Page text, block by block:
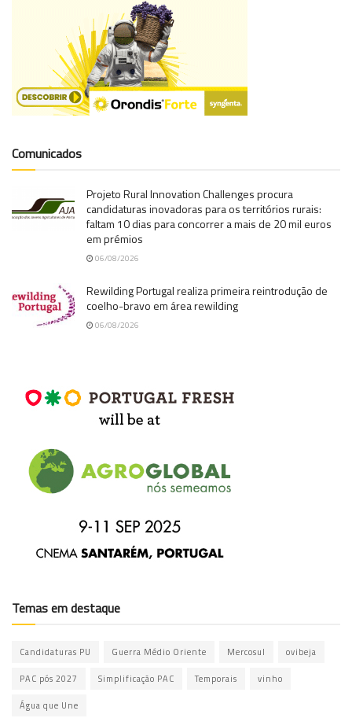
Comunicados
Projeto Rural Innovation Challenges procura
candidaturas inovadoras para os territórios rurais:
faltam 10 dias para concorrer a mais de 20 mil euros
em prémios
06/08/2026
Rewilding Portugal realiza primeira reintrodução de
coelho-bravo em área rewilding
06/08/2026
Temas em destaque
Candidaturas PU Guerra Médio Oriente Mercosul ovibeja
PAC pós 2027 Simplificação PAC Temporais vinho
Água que Une